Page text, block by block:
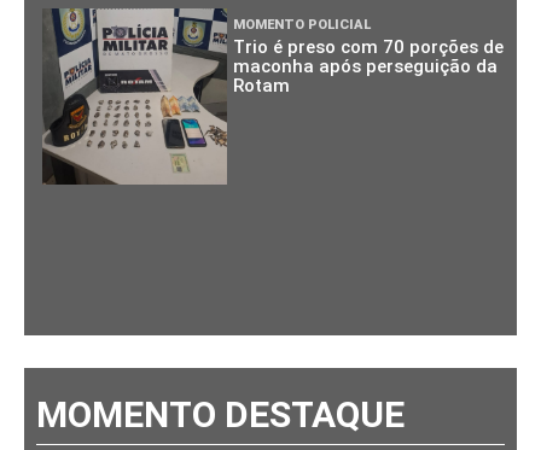
MOMENTO POLICIAL
Trio é preso com 70 porções de
maconha após perseguição da
Rotam
MOMENTO DESTAQUE